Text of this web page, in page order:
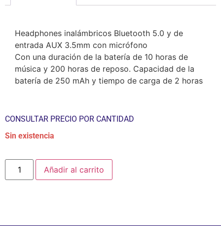
Headphones inalámbricos Bluetooth 5.0 y de
entrada AUX 3.5mm con micrófono
Con una duración de la batería de 10 horas de
música y 200 horas de reposo. Capacidad de la
batería de 250 mAh y tiempo de carga de 2 horas
CONSULTAR PRECIO POR CANTIDAD
Sin existencia
Añadir al carrito